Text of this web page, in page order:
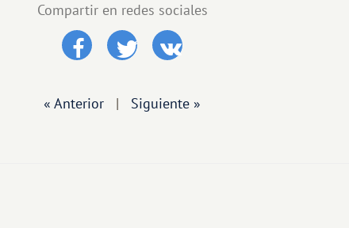
Compartir en redes sociales
« Anterior | Siguiente »